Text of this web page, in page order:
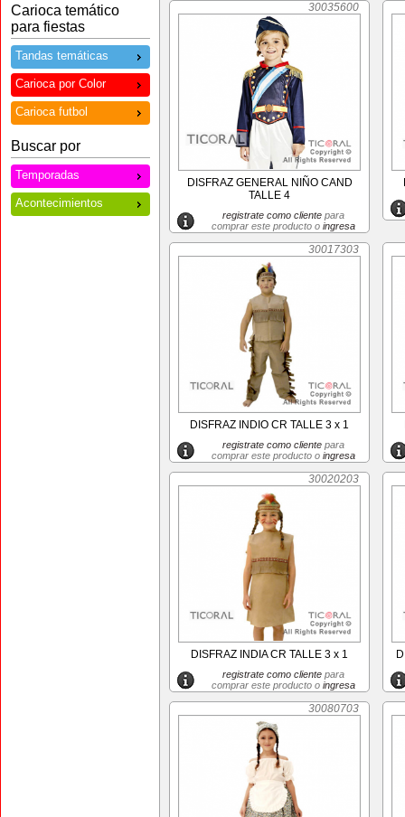
Carioca temático
para fiestas
Tandas temáticas
Carioca por Color
Carioca futbol
Buscar por
Temporadas
Acontecimientos
30035600
DISFRAZ GENERAL NIÑO CAND
TALLE 4
registrate como clientepara
comprar este producto o ingresa
30017303
DISFRAZ INDIO CR TALLE 3 x 1
registrate como clientepara
comprar este producto o ingresa
30020203
DISFRAZ INDIA CR TALLE 3 x 1
registrate como clientepara
comprar este producto o ingresa
30080703